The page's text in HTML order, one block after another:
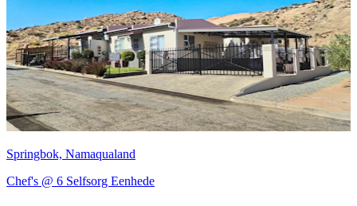
Springbok, Namaqualand
Chef's @ 6 Selfsorg Eenhede